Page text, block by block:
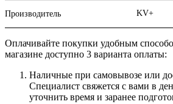
Производитель KV+
Оплачивайте покупки удобным
магазине доступно 3 варианта оплаты:
Наличные при самовывозе или
Специалист свяжется с вами в
уточнить время и заранее